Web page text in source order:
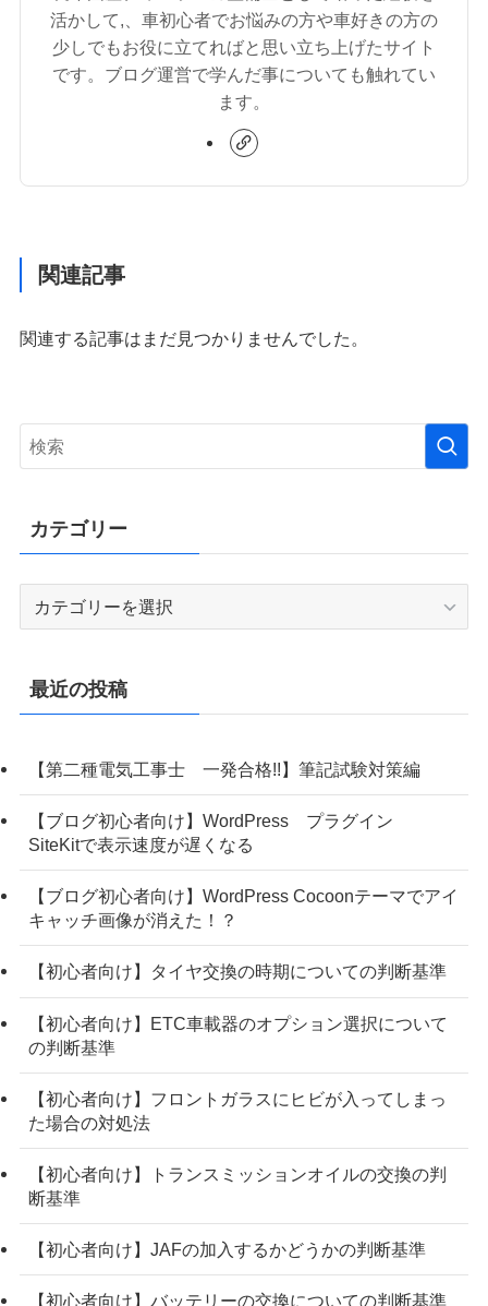
活かして,、車初心者でお悩みの方や車好きの方の
少しでもお役に立てればと思い立ち上げたサイト
です。ブログ運営で学んだ事についても触れてい
ます。
関連記事
関連する記事はまだ見つかりませんでした。
カテゴリー
リ
最近の投稿
【第二種電気工事士 一発合格!!】筆記試験対策編
【ブログ初心者向け】WordPress プラグイン
SiteKitで表示速度が遅くなる
【ブログ初心者向け】WordPress Cocoonテーマでアイ
キャッチ画像が消えた！？
【初心者向け】タイヤ交換の時期についての判断基準
【初心者向け】ETC車載器のオプション選択について
の判断基準
【初心者向け】フロントガラスにヒビが入ってしまっ
た場合の対処法
【初心者向け】トランスミッションオイルの交換の判
断基準
【初心者向け】JAFの加入するかどうかの判断基準
【初心者向け】バッテリーの交換についての判断基準